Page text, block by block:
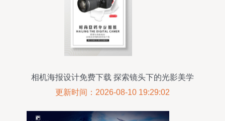
相机海报设计免费下载 探索镜头下的光影美学
更新时间：2026-08-10 19:29:02